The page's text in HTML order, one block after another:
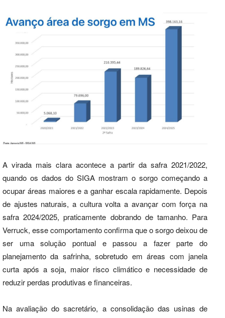
A virada mais clara acontece a partir da safra 2021/2022,
quando os dados do SIGA mostram o sorgo começando a
ocupar áreas maiores e a ganhar escala rapidamente. Depois
de ajustes naturais, a cultura volta a avançar com força na
safra 2024/2025, praticamente dobrando de tamanho. Para
Verruck, esse comportamento confirma que o sorgo deixou de
ser uma solução pontual e passou a fazer parte do
planejamento da safrinha, sobretudo em áreas com janela
curta após a soja, maior risco climático e necessidade de
reduzir perdas produtivas e financeiras.
Na avaliação do sacretário, a consolidação das usinas de